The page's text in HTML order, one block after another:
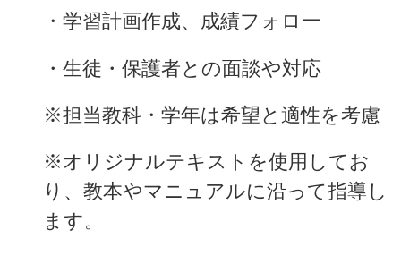
・学習計画作成、成績フォロー
・生徒・保護者との面談や対応
※担当教科・学年は希望と適性を考慮
※オリジナルテキストを使用してお
り、教本やマニュアルに沿って指導し
ます。